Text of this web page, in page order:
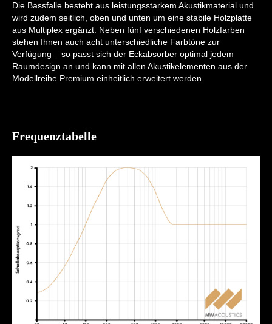
Die Bassfalle besteht aus leistungsstarkem Akustikmaterial und
wird zudem seitlich, oben und unten um eine stabile Holzplatte
aus Multiplex ergänzt. Neben fünf verschiedenen Holzfarben
stehen Ihnen auch acht unterschiedliche Farbtöne zur
Verfügung – so passt sich der Eckabsorber optimal jedem
Raumdesign an und kann mit allen Akustikelementen aus der
Modellreihe Premium einheitlich erweitert werden.
Frequenztabelle